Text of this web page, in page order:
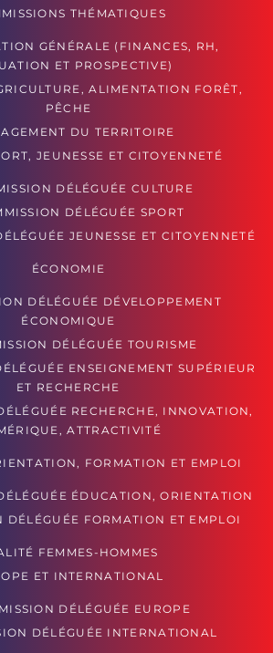
THÉMATIQUES
GÉNÉRALE (FINANCES, RH,
ET PROSPECTIVE)
ALIMENTATION FORÊT,
PÊCHE
DU TERRITOIRE
JEUNESSE ET CITOYENNETÉ
DÉLÉGUÉE CULTURE
DÉLÉGUÉE SPORT
JEUNESSE ET CITOYENNETÉ
ÉCONOMIE
DÉLÉGUÉE DÉVELOPPEMENT
ÉCONOMIQUE
DÉLÉGUÉE TOURISME
ENSEIGNEMENT SUPÉRIEUR
ET RECHERCHE
RECHERCHE, INNOVATION,
ATTRACTIVITÉ
FORMATION ET EMPLOI
ÉDUCATION, ORIENTATION
DÉLÉGUÉE FORMATION ET EMPLOI
FEMMES-HOMMES
ET INTERNATIONAL
DÉLÉGUÉE EUROPE
DÉLÉGUÉE INTERNATIONAL